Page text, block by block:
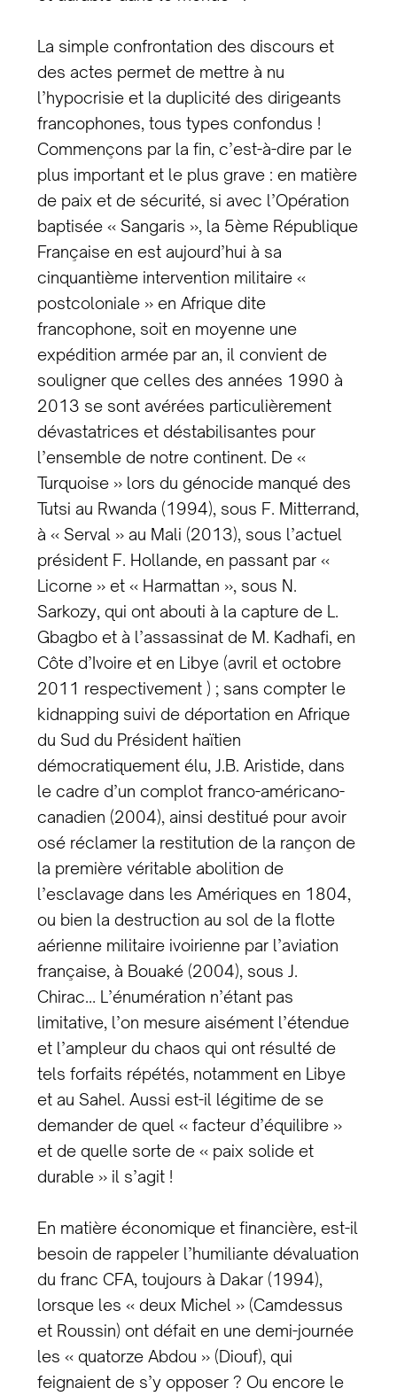
La simple confrontation des discours et
des actes permet de mettre à nu
l’hypocrisie et la duplicité des dirigeants
francophones, tous types confondus !
Commençons par la fin, c’est-à-dire par le
plus important et le plus grave : en matière
de paix et de sécurité, si avec l’Opération
baptisée « Sangaris », la 5ème République
Française en est aujourd’hui à sa
cinquantième intervention militaire «
postcoloniale » en Afrique dite
francophone, soit en moyenne une
expédition armée par an, il convient de
souligner que celles des années 1990 à
2013 se sont avérées particulièrement
dévastatrices et déstabilisantes pour
l’ensemble de notre continent. De «
Turquoise » lors du génocide manqué des
Tutsi au Rwanda (1994), sous F. Mitterrand,
à « Serval » au Mali (2013), sous l’actuel
président F. Hollande, en passant par «
Licorne » et « Harmattan », sous N.
Sarkozy, qui ont abouti à la capture de L.
Gbagbo et à l’assassinat de M. Kadhafi, en
Côte d’Ivoire et en Libye (avril et octobre
2011 respectivement ) ; sans compter le
kidnapping suivi de déportation en Afrique
du Sud du Président haïtien
démocratiquement élu, J.B. Aristide, dans
le cadre d’un complot franco-américano-
canadien (2004), ainsi destitué pour avoir
osé réclamer la restitution de la rançon de
la première véritable abolition de
l’esclavage dans les Amériques en 1804,
ou bien la destruction au sol de la flotte
aérienne militaire ivoirienne par l’aviation
française, à Bouaké (2004), sous J.
Chirac… L’énumération n’étant pas
limitative, l’on mesure aisément l’étendue
et l’ampleur du chaos qui ont résulté de
tels forfaits répétés, notamment en Libye
et au Sahel. Aussi est-il légitime de se
demander de quel « facteur d’équilibre »
et de quelle sorte de « paix solide et
durable » il s’agit !
En matière économique et financière, est-il
besoin de rappeler l’humiliante dévaluation
du franc CFA, toujours à Dakar (1994),
lorsque les « deux Michel » (Camdessus
et Roussin) ont défait en une demi-journée
les « quatorze Abdou » (Diouf), qui
feignaient de s’y opposer ? Ou encore le